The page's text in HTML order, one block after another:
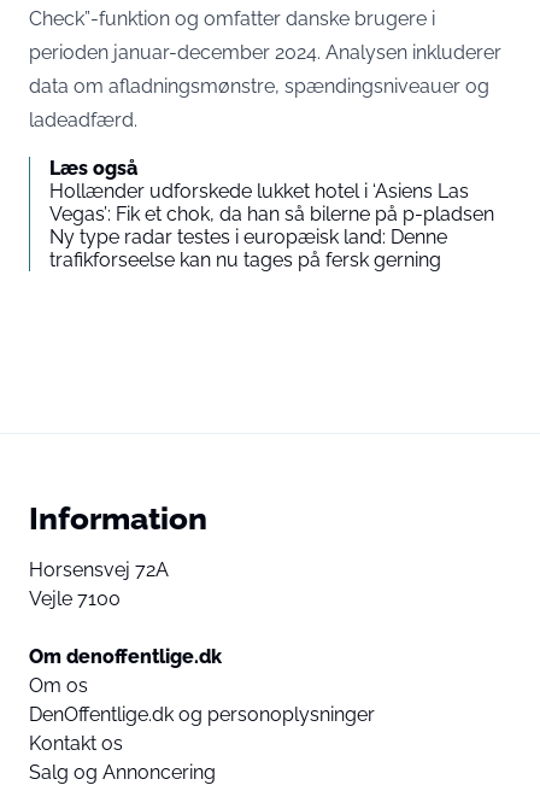
Check”-funktion og omfatter danske brugere i
perioden januar-december 2024. Analysen inkluderer
data om afladningsmønstre, spændingsniveauer og
ladeadfærd.
Læs også
Hollænder udforskede lukket hotel i ‘Asiens Las
Vegas’: Fik et chok, da han så bilerne på p-pladsen
Ny type radar testes i europæisk land: Denne
trafikforseelse kan nu tages på fersk gerning
Information
Horsensvej 72A
Vejle 7100
Om denoffentlige.dk
Om os
DenOffentlige.dk og personoplysninger
Kontakt os
Salg og Annoncering